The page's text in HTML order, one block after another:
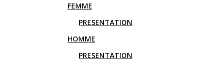
FEMME
PRESENTATION
HOMME
PRESENTATION